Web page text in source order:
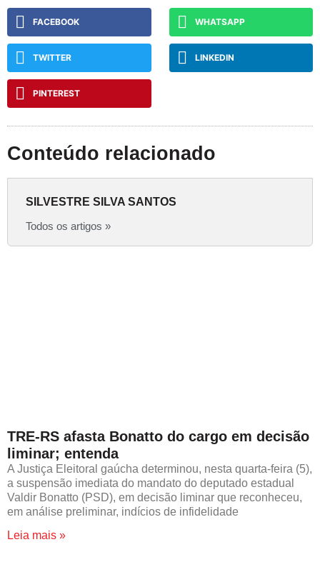
FACEBOOK WHATSAPP
TWITTER LINKEDIN
PINTEREST
Conteúdo relacionado
SILVESTRE SILVA SANTOS
Todos os artigos »
TRE-RS afasta Bonatto do cargo em decisão
liminar; entenda
A Justiça Eleitoral gaúcha determinou, nesta quarta-feira (5),
a suspensão imediata do mandato do deputado estadual
Valdir Bonatto (PSD), em decisão liminar que reconheceu,
em análise preliminar, indícios de infidelidade
Leia mais »